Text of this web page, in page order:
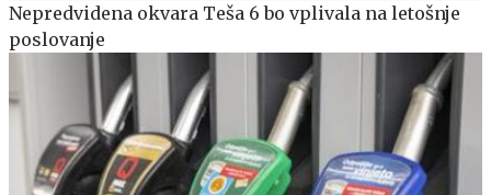
Nepredvidena okvara Teša 6 bo vplivala na letošnje
poslovanje